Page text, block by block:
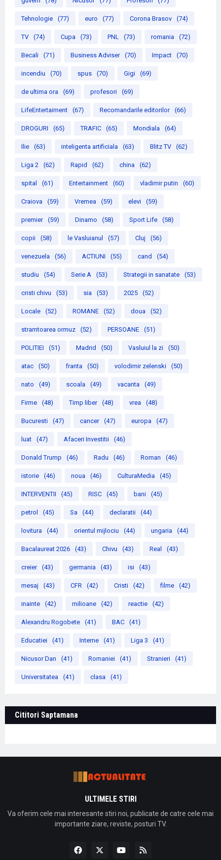
Tehnologie (77) euro (77) Corona Brasov (74)
TV (74) Cupa (73) PNL (73) romania (72)
Becali (71) Business Adviser (70) Impact (70)
incendiu (70) spus (70) Gigi (69)
de ultima ora (69) profesori (69)
LifeEntertaiment (67) Recomandarile editorilor (66)
DROGURI (65) TRAFIC (65) Mondiala (64)
Ilie (63) inteligenta artificiala (63) Blitz TV (62)
Liga 2 (62) Rapid (62) china (62)
spital (61) Entertainment (60) vladimir putin (60)
Craiova (59) Vremea (59) elevi (59)
premier (59) Dinamo (58) Sport Life (58)
copii (58) le Vasluianul (57) Cluj (56)
venezuela (56) ACTIUNI (55) cand (54)
studiu (54) Serie A (53) Strategii in sanatate (53)
cristi chivu (53) sia (53) 2025 (52)
Locale (52) ROMANE (52) doua (52)
stramtoarea ormuz (52) PERSOANE (51)
POLITIEI (51) Madrid (50) Vasluiul la zi (50)
atac (50) franta (50) volodimir zelenski (50)
nato (49) scoala (49) vacanta (49)
Firme (48) Timp liber (48) vrea (48)
Bucuresti (47) cancer (47) europa (47)
luat (47) Afaceri Investitii (46)
Donald Trump (46) Radu (46) Roman (46)
istorie (46) noua (46) CulturaMedia (45)
INTERVENTII (45) RISC (45) bani (45)
petrol (45) Sa (44) declaratii (44)
lovitura (44) orientul mijlociu (44) ungaria (44)
Bacalaureat 2026 (43) Chivu (43) Real (43)
creier (43) germania (43) isi (43)
mesaj (43) CFR (42) Cristi (42) filme (42)
inainte (42) milioane (42) reactie (42)
Alexandru Rogobete (41) BAC (41)
Educatiei (41) Interne (41) Liga 3 (41)
Nicusor Dan (41) Romaniei (41) Stranieri (41)
Universitatea (41) clasa (41)
Cititori Saptamana
ULTIMELE STIRI
Va oferim cele mai interesante stiri noi, publicate de catre cele mai
importante ziare, reviste, posturi TV.